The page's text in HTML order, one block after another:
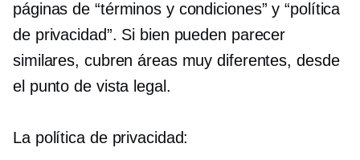
páginas de “términos y condiciones” y “política
de privacidad”. Si bien pueden parecer
similares, cubren áreas muy diferentes, desde
el punto de vista legal.
La política de privacidad: